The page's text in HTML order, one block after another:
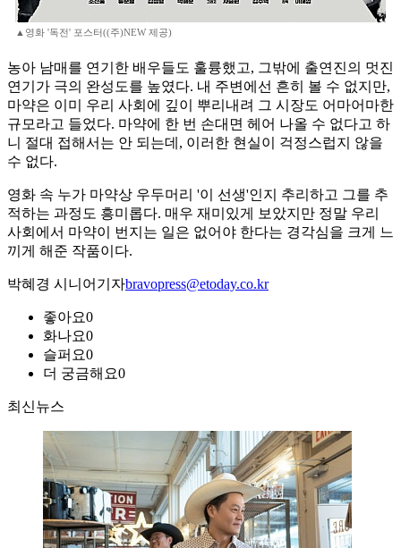
▲영화 '독전' 포스터((주)NEW 제공)
농아 남매를 연기한 배우들도 훌륭했고, 그밖에 출연진의 멋진
연기가 극의 완성도를 높였다. 내 주변에선 흔히 볼 수 없지만,
마약은 이미 우리 사회에 깊이 뿌리내려 그 시장도 어마어마한
규모라고 들었다. 마약에 한 번 손대면 헤어 나올 수 없다고 하
니 절대 접해서는 안 되는데, 이러한 현실이 걱정스럽지 않을
수 없다.
영화 속 누가 마약상 우두머리 '이 선생'인지 추리하고 그를 추
적하는 과정도 흥미롭다. 매우 재미있게 보았지만 정말 우리
사회에서 마약이 번지는 일은 없어야 한다는 경각심을 크게 느
끼게 해준 작품이다.
박혜경 시니어기자bravopress@etoday.co.kr
좋아요0
화나요0
슬퍼요0
더 궁금해요0
최신뉴스